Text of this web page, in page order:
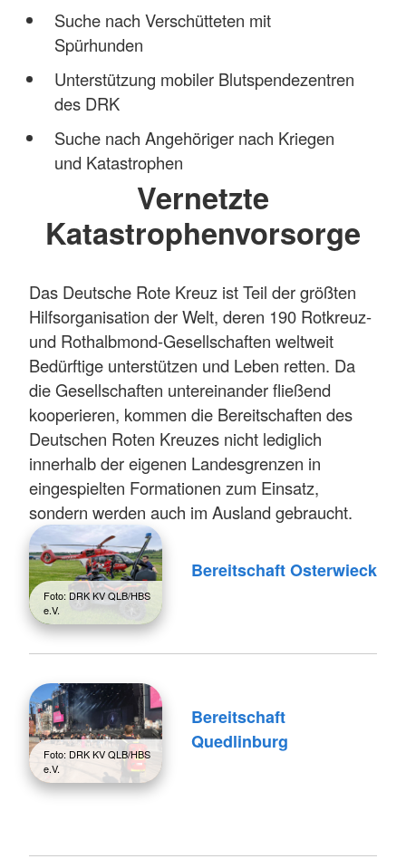
Suche nach Verschütteten mit
Spürhunden
Unterstützung mobiler Blutspendezentren
des DRK
Suche nach Angehöriger nach Kriegen
und Katastrophen
Vernetzte
Katastrophenvorsorge
Das Deutsche Rote Kreuz ist Teil der größten
Hilfsorganisation der Welt, deren 190 Rotkreuz-
und Rothalbmond-Gesellschaften weltweit
Bedürftige unterstützen und Leben retten. Da
die Gesellschaften untereinander fließend
kooperieren, kommen die Bereitschaften des
Deutschen Roten Kreuzes nicht lediglich
innerhalb der eigenen Landesgrenzen in
eingespielten Formationen zum Einsatz,
sondern werden auch im Ausland gebraucht.
Foto: DRK KV QLB/HBS
e.V.
Bereitschaft Osterwieck
Foto: DRK KV QLB/HBS
e.V.
Bereitschaft
Quedlinburg